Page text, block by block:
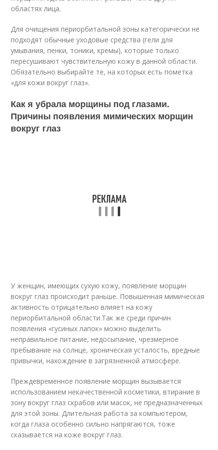
областях лица.
Для очищения периорбитальной зоны категорически не
подходят обычные уходовые средства (гели для
умывания, пенки, тоники, кремы), которые только
пересушивают чувствительную кожу в данной области.
Обязательно выбирайте те, на которых есть пометка
«для кожи вокруг глаз».
Как я убрала морщины под глазами.
Причины появления мимических морщин
вокруг глаз
У женщин, имеющих сухую кожу, появление морщин
вокруг глаз происходит раньше. Повышенная мимическая
активность отрицательно влияет на кожу
периорбитальной области.Так же среди причин
появления «гусиных лапок» можно выделить
неправильное питание, недосыпание, чрезмерное
пребывание на солнце, хроническая усталость, вредные
привычки, нахождение в загрязненной атмосфере.
Преждевременное появление морщин вызывается
использованием некачественной косметики, втирание в
зону вокруг глаз скрабов или масок, не предназначенных
для этой зоны. Длительная работа за компьютером,
когда глаза особенно сильно напрягаются, тоже
сказывается на коже вокруг глаз.